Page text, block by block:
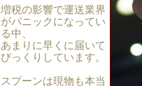
増税の影響で運送業界
がパニックになってい
る中、
あまりに早くに届いて
びっくりしています。
スプーンは現物も本当